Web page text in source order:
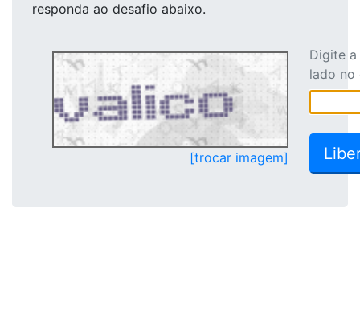
responda ao desafio abaixo.
[trocar imagem]
Digite
lado no